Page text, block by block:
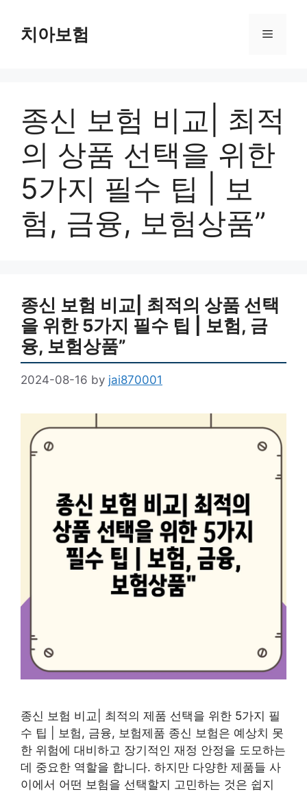
content치아보험 Menu
종신 보험 비교| 최적
의 상품 선택을 위한
5가지 필수 팁 | 보
험, 금융, 보험상품”
종신 보험 비교| 최적의 상품 선택
을 위한 5가지 필수 팁 | 보험, 금
융, 보험상품”
2024-08-16 by jai870001
종신 보험 비교| 최적의 제품 선택을 위한 5가지 필
수 팁 | 보험, 금융, 보험제품 종신 보험은 예상치 못
한 위험에 대비하고 장기적인 재정 안정을 도모하는
데 중요한 역할을 합니다. 하지만 다양한 제품들 사
이에서 어떤 보험을 선택할지 고민하는 것은 쉽지